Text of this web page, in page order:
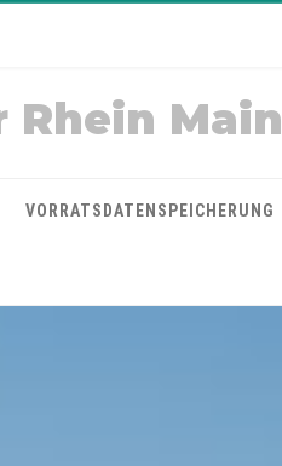
Rhein Main
VORRATSDATENSPEICHERUNG